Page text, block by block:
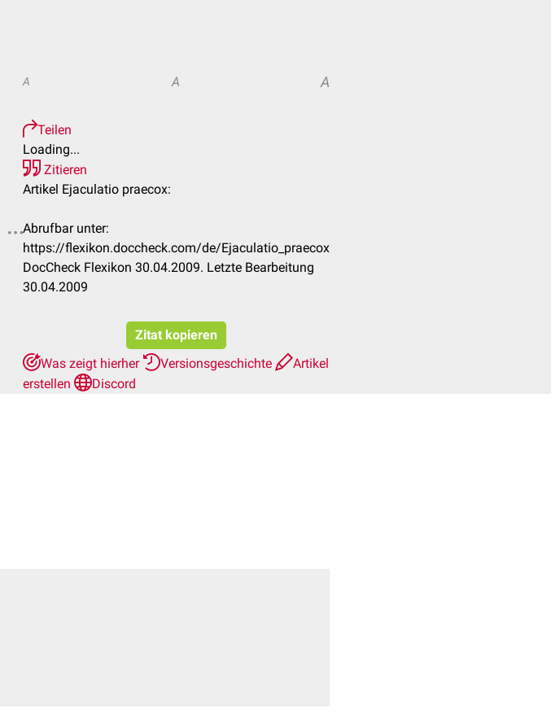
A A A
Teilen
Loading...
Zitieren
Artikel Ejaculatio praecox:
Abrufbar unter:
https://flexikon.doccheck.com/de/Ejaculatio_praecox
DocCheck Flexikon 30.04.2009. Letzte Bearbeitung
30.04.2009
Zitat kopieren
Was zeigt hierher
Versionsgeschichte
Artikel
erstellen
Discord